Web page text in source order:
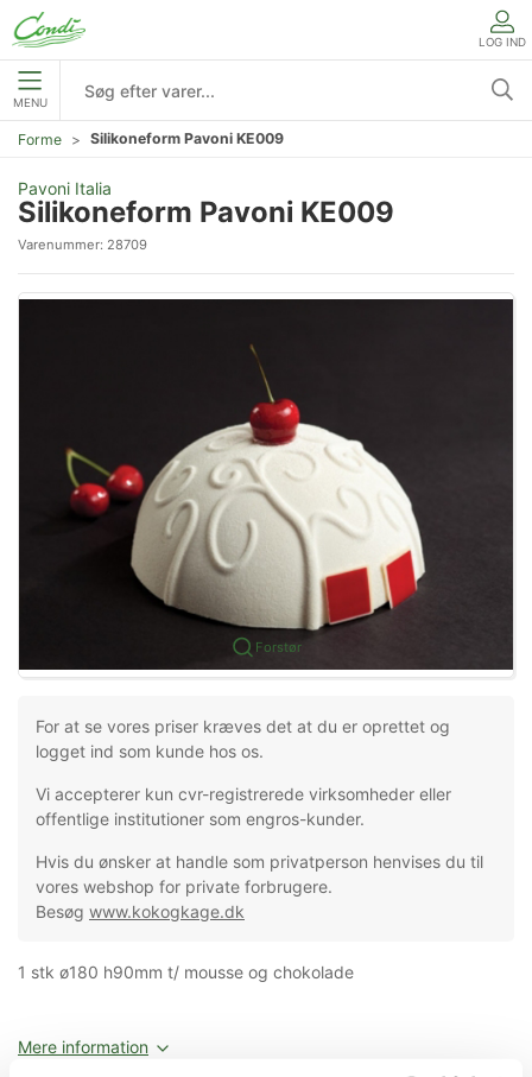
LOG IND
MENU
Forme Silikoneform Pavoni KE009
Pavoni Italia
Silikoneform Pavoni KE009
Varenummer: 28709
Forstør
For at se vores priser kræves det at du er oprettet og
logget ind som kunde hos os.
Vi accepterer kun cvr-registrerede virksomheder eller
offentlige institutioner som engros-kunder.
Hvis du ønsker at handle som privatperson henvises du til
vores webshop for private forbrugere.
Besøg www.kokogkage.dk
1 stk ø180 h90mm t/ mousse og chokolade
Mere information